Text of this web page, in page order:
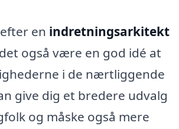
en indretningsarkitekt
også være en god idé at
i de nærtliggende
give dig et bredere udvalg
og måske også mere